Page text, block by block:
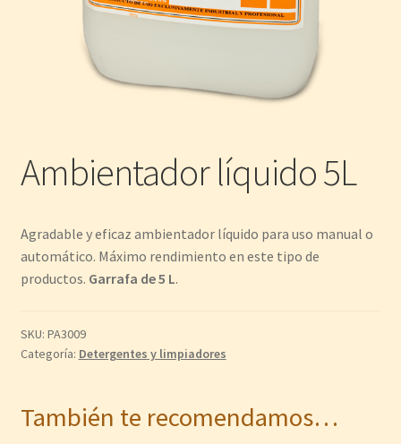
Ambientador líquido 5L
Agradable y eficaz ambientador líquido para uso manual o
automático. Máximo rendimiento en este tipo de
productos. Garrafa de 5 L.
SKU: PA3009
Categoría: Detergentes y limpiadores
También te recomendamos…